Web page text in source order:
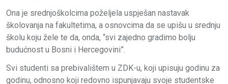
Ona je srednjoškolcima poželjela uspješan nastavak
školovanja na fakultetima, a osnovcima da se upišu u srednju
školu koju žele te da, onda, “svi zajedno gradimo bolju
budućnost u Bosni i Hercegovini”.
Svi studenti sa prebivalištem u ZDK-u, koji upisuju godinu za
godinu, odnosno koji redovno ispunjavaju svoje studentske